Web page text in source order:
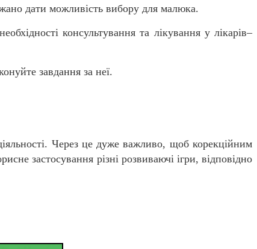
дати можливість вибору для малюка.
консультування та лікування у лікарів–
завдання за неї.
Через це дуже важливо, щоб корекційним
застосування різні розвиваючі ігри, відповідно